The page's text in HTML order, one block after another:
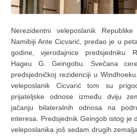
Nerezidentni veleposlanik
Namibiji Ante Cicvarić, predao je u
godine, vjerodajnice predsjedniku
Hageu G. Geingobu. Svečana
predsjedničkoj rezidenciji u
veleposlanik Cicvarić tom su
prijateljske odnose između dviju
jačanju bilateralnih odnosa na
interesa. Predsjednik Geingob istog je
veleposlanika još sedam drugih